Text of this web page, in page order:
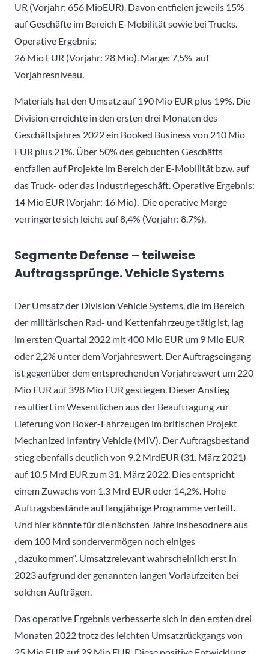
UR (Vorjahr: 656 MioEUR). Davon entfielen jeweils 15%
auf Geschäfte im Bereich E-Mobilität sowie bei Trucks.
Operative Ergebnis:
26 Mio EUR (Vorjahr: 28 Mio). Marge: 7,5% auf
Vorjahresniveau.
Materials hat den Umsatz auf 190 Mio EUR plus 19%. Die
Division erreichte in den ersten drei Monaten des
Geschäftsjahres 2022 ein Booked Business von 210 Mio
EUR plus 21%. Über 50% des gebuchten Geschäfts
entfallen auf Projekte im Bereich der E-Mobilität bzw. auf
das Truck- oder das Industriegeschäft. Operative Ergebnis:
14 Mio EUR (Vorjahr: 16 Mio). Die operative Marge
verringerte sich leicht auf 8,4% (Vorjahr: 8,7%).
Segmente Defense – teilweise
Auftragssprünge. Vehicle Systems
Der Umsatz der Division Vehicle Systems, die im Bereich
der militärischen Rad- und Kettenfahrzeuge tätig ist, lag
im ersten Quartal 2022 mit 400 Mio EUR um 9 Mio EUR
oder 2,2% unter dem Vorjahreswert. Der Auftragseingang
ist gegenüber dem entsprechenden Vorjahreswert um 220
Mio EUR auf 398 Mio EUR gestiegen. Dieser Anstieg
resultiert im Wesentlichen aus der Beauftragung zur
Lieferung von Boxer-Fahrzeugen im britischen Projekt
Mechanized Infantry Vehicle (MIV). Der Auftragsbestand
stieg ebenfalls deutlich von 9,2 MrdEUR (31. März 2021)
auf 10,5 Mrd EUR zum 31. März 2022. Dies entspricht
einem Zuwachs von 1,3 Mrd EUR oder 14,2%. Hohe
Auftragsbestände auf langjährige Programme verteilt.
Und hier könnte für die nächsten Jahre insbesodnere aus
dem 100 Mrd sondervermögen noch einiges
„dazukommen“. Umsatzrelevant wahrscheinlich erst in
2023 aufgrund der genannten langen Vorlaufzeiten bei
solchen Aufträgen.
Das operative Ergebnis verbesserte sich in den ersten drei
Monaten 2022 trotz des leichten Umsatzrückgangs von